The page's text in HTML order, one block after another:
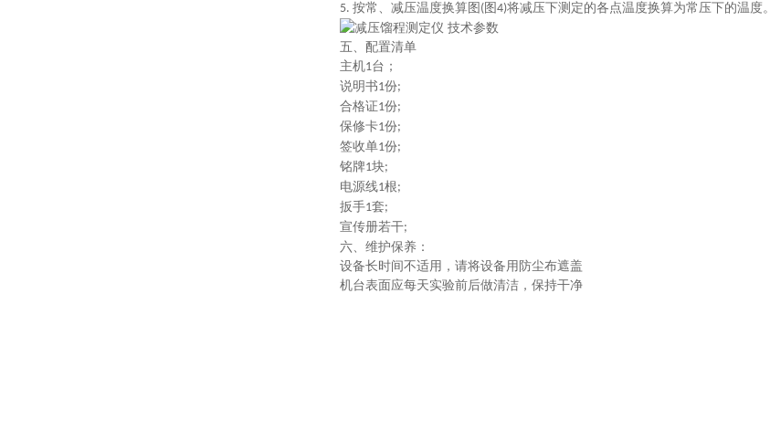
5. 按常、减压温度换算图 (图 4)将减压下测定的各点温度换算为常压下的温度。
五、配置清单
主机1台；
说明书1份;
合格证1份;
保修卡1份;
签收单1份;
铭牌1块;
电源线1根;
扳手1套;
宣传册若干;
六、 维护保养：
设备长时间不适用，请将设备用防尘布遮盖
机台表面应每天实验前后做清洁，保持干净